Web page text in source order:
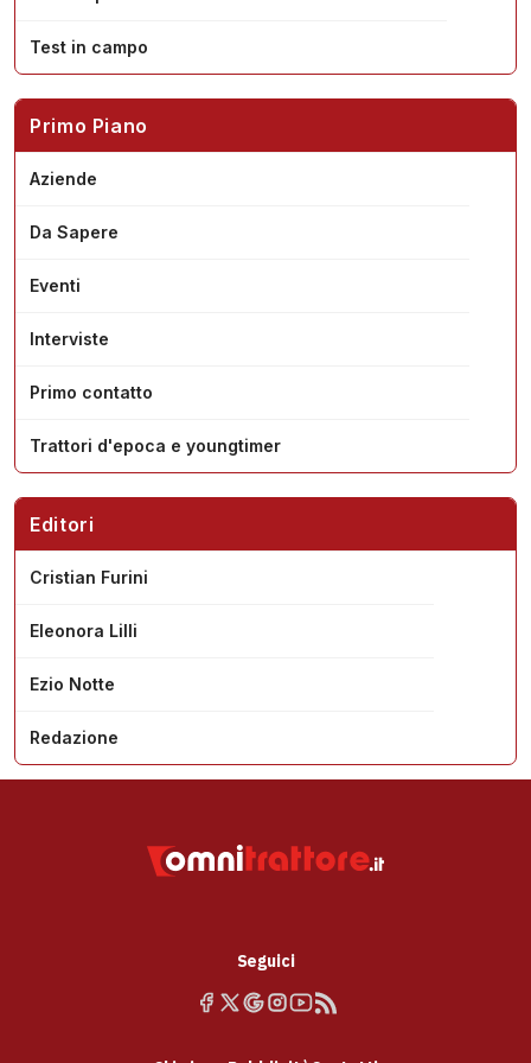
Test in campo
Primo Piano
Aziende
Da Sapere
Eventi
Interviste
Primo contatto
Trattori d'epoca e youngtimer
Editori
Cristian Furini
Eleonora Lilli
Ezio Notte
Redazione
Seguici